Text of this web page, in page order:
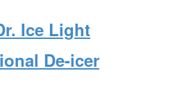
Ice Light
De-icer